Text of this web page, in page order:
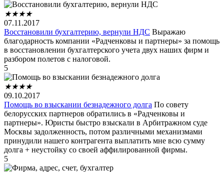
★★★★
07.11.2017
Восстановили бухгалтерию, вернули НДС Выражаю
благодарность компании «Радченковы и партнеры» за помощь
в восстановлении бухгалтерского учета двух наших фирм и
разбором полетов с налоговой.
5
★★★★
09.10.2017
Помощь во взыскании безнадежного долга По совету
белорусских партнеров обратились в «Радченковы и
партнеры». Юристы быстро взыскали в Арбитражном суде
Москвы задолженность, потом различными механизмами
принудили нашего контрагента выплатить мне всю сумму
долга + неустойку со своей аффилированной фирмы.
5